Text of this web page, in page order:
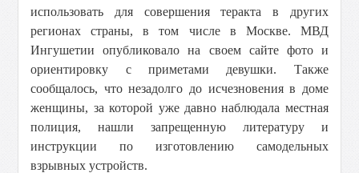
использовать для совершения теракта в других
регионах страны, в том числе в Москве. МВД
Ингушетии опубликовало на своем сайте фото и
ориентировку с приметами девушки. Также
сообщалось, что незадолго до исчезновения в доме
женщины, за которой уже давно наблюдала местная
полиция, нашли запрещенную литературу и
инструкции по изготовлению самодельных
взрывных устройств.